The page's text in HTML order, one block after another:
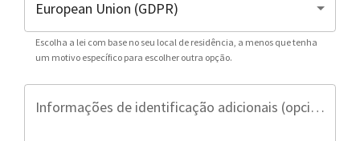
Escolha a lei com base no seu local de residência, a menos que tenha
um motivo específico para escolher outra opção.
Informações de identificação adicionais (opcional)